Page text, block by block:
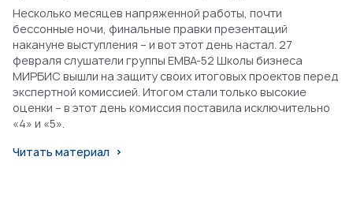
Несколько месяцев напряженной работы, почти
бессонные ночи, финальные правки презентаций
накануне выступления – и вот этот день настал. 27
февраля слушатели группы EMBA-52 Школы бизнеса
МИРБИС вышли на защиту своих итоговых проектов перед
экспертной комиссией. Итогом стали только высокие
оценки – в этот день комиссия поставила исключительно
«4» и «5».
Читать материал